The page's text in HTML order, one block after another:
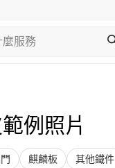
例照片
麒麟板 其他鐵件